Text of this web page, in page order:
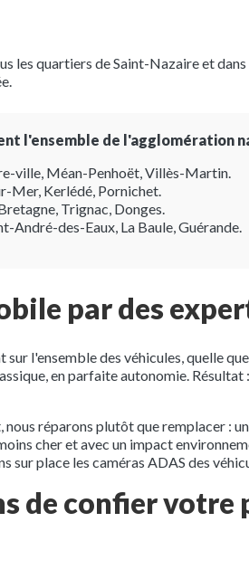
les quartiers de Saint-Nazaire et
l'ensemble de l'agglomération
ville, Méan-Penhoët, Villès-Martin.
Mer, Kerlédé, Pornichet.
Trignac, Donges.
André-des-Eaux, La Baule, Guérande.
par des
l'ensemble des véhicules, quelle
en parfaite autonomie.
réparons plutôt que remplacer :
cher et avec un impact
sur place les caméras ADAS des
de confier votre